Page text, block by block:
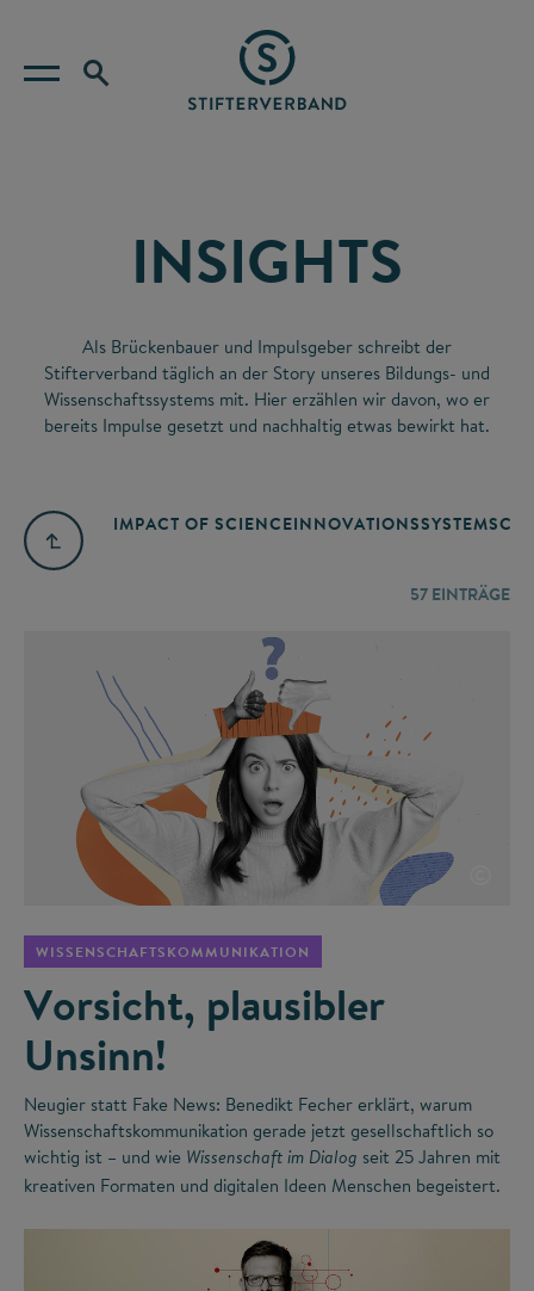
INSIGHTS
Als Brückenbauer und Impulsgeber schreibt der
Stifterverband täglich an der Story unseres Bildungs- und
Wissenschaftssystems mit. Hier erzählen wir davon, wo er
bereits Impulse gesetzt und nachhaltig etwas bewirkt hat.
IMPACT OF SCIENCEINNOVATIONSSYSTEM
57 EINTRÄGE
WISSENSCHAFTSKOMMUNIKATION
Vorsicht, plausibler
Unsinn!
Neugier statt Fake News: Benedikt Fecher erklärt, warum
Wissenschaftskommunikation gerade jetzt gesellschaftlich so
wichtig ist – und wie Wissenschaft im Dialog seit 25 Jahren mit
kreativen Formaten und digitalen Ideen Menschen begeistert.